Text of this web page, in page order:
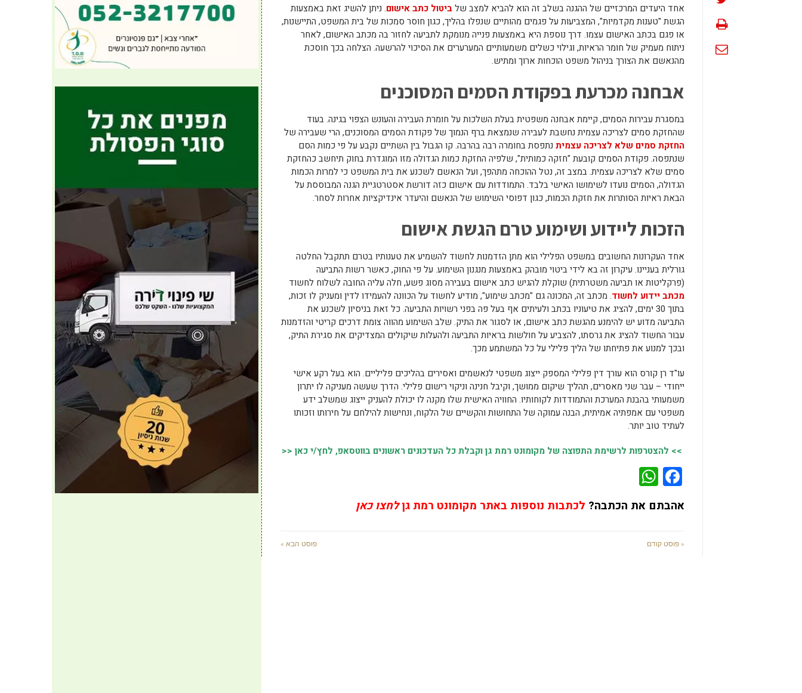
אחד היעדים המרכזיים של ההגנה בשלב זה הוא להביא למצב שלביטול כתב אישום. ניתן להשיג זאת באמצעות
הגשת "טענות מקדמיות", המצביעות על פגמים מהותיים שנפלו בהליך, כגון חוסר סמכות של בית המשפט, התיישנות,
או פגם בכתב האישום עצמו. דרך נוספת היא באמצעות פנייה מנומקת לתביעה לחזור בה מכתב האישום, לאחר
ניתוח מעמיק של חומר הראיות, וגילוי כשלים משמעותיים המערערים את הסיכוי להרשעה. הצלחה בכך חוסכת
מהנאשם את הצורך בניהול משפט הוכחות ארוך ומתיש.
אבחנה מכרעת בפקודת הסמים המסוכנים
במסגרת עבירות הסמים, קיימת אבחנה משפטית בעלת השלכות על חומרת העבירה והעונש הצפוי בגינה. בעוד
שהחזקת סמים לצריכה עצמית נחשבת לעבירה שנמצאת ברף הנמוך של פקודת הסמים המסוכנים, הרי שעבירה של
החזקת סמים שלא לצריכה עצמית נתפסת בחומרה רבה בהרבה. קו הגבול בין השתיים נקבע על פי כמות הסם
שנתפסה. פקודת הסמים קובעת "חזקה כמותית", שלפיה החזקת כמות הגדולה מזו המוגדרת בחוק תיחשב כהחזקת
סמים שלא לצריכה עצמית. במצב זה, נטל ההוכחה מתהפך, ועל הנאשם לשכנע את בית המשפט כי למרות הכמות
הגדולה, הסמים נועדו לשימושו האישי בלבד. התמודדות עם אישום כזה דורשת אסטרטגיית הגנה המבוססת על
הבאת ראיות הסותרות את חזקת הכמות, כגון דפוסי השימוש של הנאשם והיעדר אינדיקציות אחרות לסחר.
הזכות ליידוע ושימוע טרם הגשת אישום
אחד העקרונות החשובים במשפט הפלילי הוא מתן הזדמנות לחשוד להשמיע את טענותיו בטרם תתקבל החלטה
גורלית בעניינו. עיקרון זה בא לידי ביטוי מובהק באמצעות מנגנון השימוע. על פי החוק, כאשר רשות התביעה
(פרקליטות או תביעה משטרתית) שוקלת להגיש כתב אישום בעבירה מסוג פשע, חלה עליה החובה לשלוח לחשוד
מכתב יידוע לחשוד. מכתב זה, המכונה גם "מכתב שימוע", מודיע לחשוד על הכוונה להעמידו לדין ומעניק לו זכות,
בתוך 30 ימים, להציג את טיעוניו בכתב ולעיתים אף בעל פה בפני רשויות התביעה. כל זאת בניסיון לשכנע את
התביעה מדוע יש להימנע מהגשת כתב אישום, או לסגור את התיק. שלב השימוע מהווה צומת דרכים קריטי והזדמנות
עבור החשוד להציג את גרסתו, להצביע על חולשות בראיות התביעה ולהעלות שיקולים המצדיקים את סגירת התיק,
ובכך למנוע את פתיחתו של הליך פלילי על כל המשתמע מכך.
עו"ד רן קורס הוא עורך דין פלילי המספק ייצוג משפטי לנאשמים ואסירים בהליכים פליליים. הוא בעל רקע אישי
ייחודי – עבר שני מאסרים, תהליך שיקום ממושך, וקיבל חנינה וניקוי רישום פלילי. הדרך שעשה מעניקה לו יתרון
משמעותי בהבנת המערכת והתמודדות לקוחותיו. החוויה האישית שלו מקנה לו יכולת להעניק ייצוג שמשלב ידע
משפטי עם אמפתיה אמיתית, הבנה עמוקה של התחושות והקשיים של הלקוח, ונחישות להילחם על חירותו וזכותו
לעתיד טוב יותר.
>> להצטרפות לרשימת התפוצה של מקומונט רמת גן וקבלת כל העדכונים ראשונים בווטסאפ, לחץ/י כאן <<
Facebook
אהבתם את הכתבה? לכתבות נוספות באתר מקומונט רמת גןלחצו כאן
« פוסט קודם פוסט הבא »